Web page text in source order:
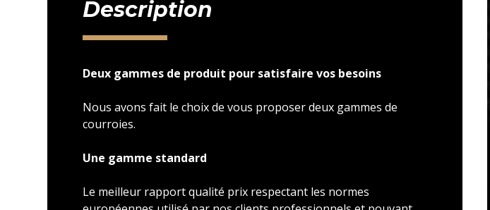
Description
Deux gammes de produit pour satisfaire vos besoins
Nous avons fait le choix de vous proposer deux gammes de
courroies.
Une gamme standard
Le meilleur rapport qualité prix respectant les normes